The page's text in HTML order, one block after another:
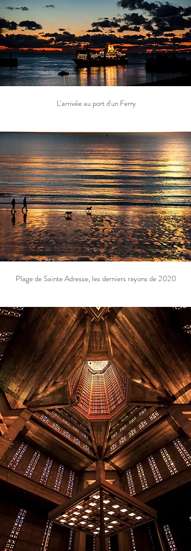
L'arrivée au port d'un Ferry
Plage de Sainte Adresse, les derniers rayons de 2020